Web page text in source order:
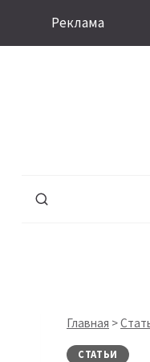
Реклама
Главная >
СТАТЬИ